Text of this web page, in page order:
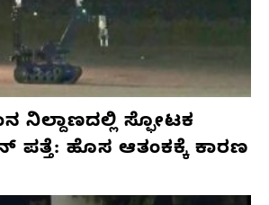
ನಿಲ್ದಾಣದಲ್ಲಿ ಸ್ಫೋಟಕ
ಪತ್ತೆ: ಹೊಸ ಆತಂಕಕ್ಕೆ ಕಾರಣ